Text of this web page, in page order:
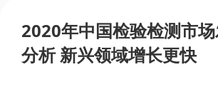
2020年中国检验检测市
分析 新兴领域增长更快